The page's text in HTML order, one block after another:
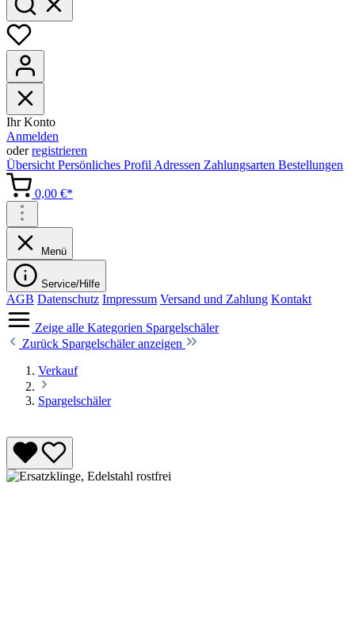
Ihr Konto
Anmelden
oderregistrieren
Übersicht Persönliches Profil Adressen Zahlungsarten Bestellungen
0,00 €*
Menü
Service/Hilfe
AGB Datenschutz Impressum Versand und Zahlung Kontakt
Zeige alle Kategorien Spargelschäler
Zurück Spargelschäler anzeigen
Verkauf
Spargelschäler